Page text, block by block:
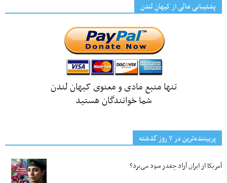
پشتیبانی مالی از کیهانِ لندن
تنها منبع مادی و معنوی کیهان لندن
شما خوانندگان هستید
پربیننده‌ترین‌ در ۷ روز گذشته
آمریکا از ایران آزاد چقدر سود می‌برد؟